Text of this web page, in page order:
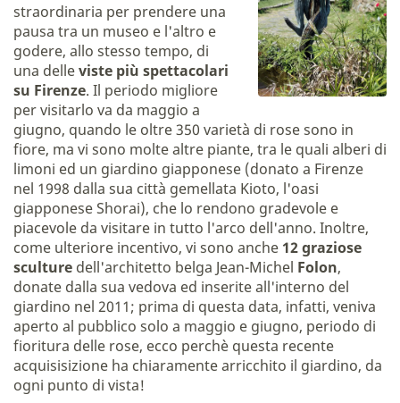
straordinaria per prendere una
pausa tra un museo e l'altro e
godere, allo stesso tempo, di
una delleviste più spettacolari
su Firenze. Il periodo migliore
per visitarlo va da maggio a
giugno, quando le oltre 350 varietà di rose sono in
fiore, ma vi sono molte altre piante, tra le quali alberi di
limoni ed un giardino giapponese (donato a Firenze
nel 1998 dalla sua città gemellata Kioto, l'oasi
giapponese Shorai), che lo rendono gradevole e
piacevole da visitare in tutto l'arco dell'anno. Inoltre,
come ulteriore incentivo, vi sono anche 12 graziose
sculture dell'architetto belga Jean-Michel Folon,
donate dalla sua vedova ed inserite all'interno del
giardino nel 2011; prima di questa data, infatti, veniva
aperto al pubblico solo a maggio e giugno, periodo di
fioritura delle rose, ecco perchè questa recente
acquisisizione ha chiaramente arricchito il giardino, da
ogni punto di vista!